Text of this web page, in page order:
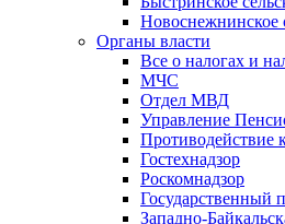
Новоснежнинское
Органы власти
Все о налогах и
МЧС
Отдел МВД
Управление
Противодействие
Гостехнадзор
Роскомнадзор
Государственный
Западно-